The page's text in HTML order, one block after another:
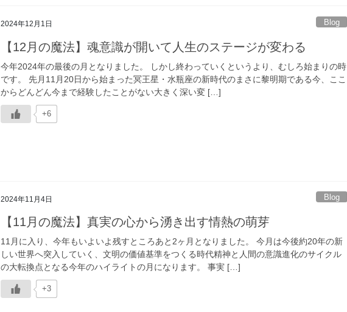
2024年12月1日 Blog
【12月の魔法】魂意識が開いて人生のステージが変わる
今年2024年の最後の月となりました。 しかし終わっていくというより、むしろ始まりの時
です。 先月11月20日から始まった冥王星・水瓶座の新時代のまさに黎明期である今、ここ
からどんどん今まで経験したことがない大きく深い変 […]
+6
2024年11月4日 Blog
【11月の魔法】真実の心から湧き出す情熱の萌芽
11月に入り、今年もいよいよ残すところあと2ヶ月となりました。 今月は今後約20年の新
しい世界へ突入していく、文明の価値基準をつくる時代精神と人間の意識進化のサイクル
の大転換点となる今年のハイライトの月になります。 事実 […]
+3